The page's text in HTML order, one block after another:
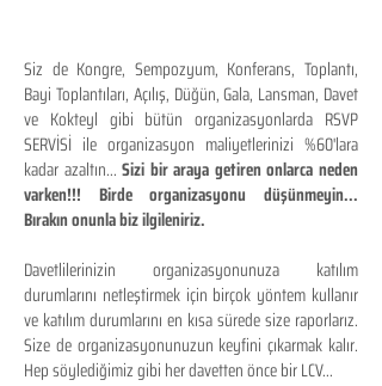
Siz de Kongre, Sempozyum, Konferans, Toplantı,
Bayi Toplantıları, Açılış, Düğün, Gala, Lansman, Davet
ve Kokteyl gibi bütün organizasyonlarda RSVP
SERVİSİ ile organizasyon maliyetlerinizi %60'lara
kadar azaltın...Sizi bir araya getiren onlarca neden
varken!!! Birde organizasyonu düşünmeyin...
Bırakın onunla biz ilgileniriz.
Davetlilerinizin organizasyonunuza katılım
durumlarını netleştirmek için birçok yöntem kullanır
ve katılım durumlarını en kısa sürede size raporlarız.
Size de organizasyonunuzun keyfini çıkarmak kalır.
Hep söylediğimiz gibi her davetten önce bir LCV...